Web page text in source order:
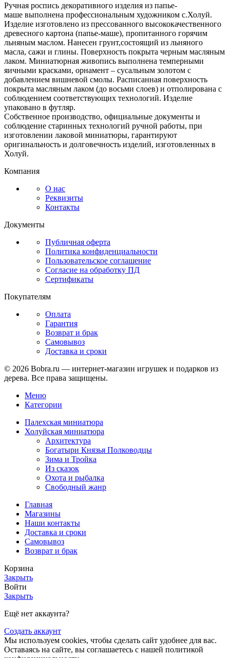
Ручная роспись декоративного изделия из папье-
маше выполнена профессиональным художником с.Холуй.
Изделие изготовлено из прессованного высококачественного
древесного картона (папье-маше), пропитанного горячим
льняным маслом. Нанесен грунт,состоящий из льняного
масла, сажи и глины. Поверхность покрыта черным масляным
лаком. Миниатюрная живопись выполнена темперными
яичными красками, орнамент – сусальным золотом с
добавлением вишневой смолы. Расписанная поверхность
покрыта масляным лаком (до восьми слоев) и отполирована с
соблюдением соответствующих технологий. Изделие
упаковано в футляр.
Собственное производство, официальные документы и
соблюдение старинных технологий ручной работы, при
изготовлении лаковой миниатюры, гарантируют
оригинальность и долговечность изделий, изготовленных в
Холуй.
Компания
О нас
Реквизиты
Контакты
Документы
Публичная оферта
Политика конфиденциальности
Пользовательское соглашение
Согласие на обработку ПД
Сертификаты
Покупателям
Оплата
Гарантия
Возврат и брак
Самовывоз
Доставка и сроки
© 2026 Bobra.ru — интернет-магазин игрушек и подарков из
дерева. Все права защищены.
Меню
Категории
Палехская миниатюра
Холуйская миниатюра
Архитектура
Богатыри Князья Полководцы
Зима и Тройка
Из сказок
Охота и рыбалка
Свободный жанр
Главная
Магазины
Наши контакты
Доставка и сроки
Самовывоз
Возврат и брак
Корзина
Закрыть
Войти
Закрыть
Ещё нет аккаунта?
Создать аккаунт
Мы используем cookies, чтобы сделать сайт удобнее для вас.
Оставаясь на сайте, вы соглашаетесь с нашей политикой